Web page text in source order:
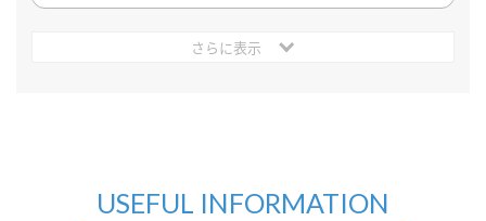
さらに表示
USEFUL INFORMATION